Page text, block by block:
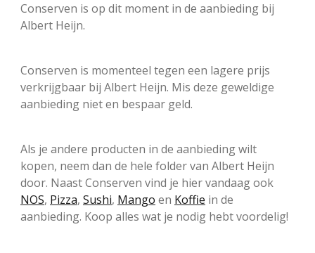
Conserven is op dit moment in de aanbieding bij
Albert Heijn.
Conserven is momenteel tegen een lagere prijs
verkrijgbaar bij Albert Heijn. Mis deze geweldige
aanbieding niet en bespaar geld.
Als je andere producten in de aanbieding wilt
kopen, neem dan de hele folder van Albert Heijn
door. Naast Conserven vind je hier vandaag ook
NOS, Pizza, Sushi, Mango en Koffie in de
aanbieding. Koop alles wat je nodig hebt voordelig!